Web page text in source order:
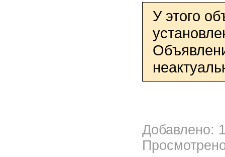
У этого
Добавлено: